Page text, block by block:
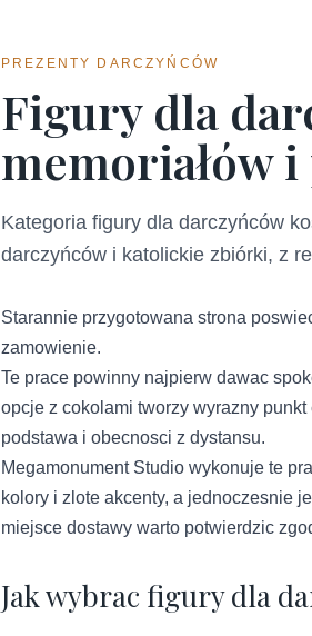
PREZENTY DARCZYŃCÓW
Figury dla
memoriałów
Kategoria figury dla darczyńców
darczyńców i katolickie zbiórki, z
Starannie przygotowana strona
zamowienie.
Te prace powinny najpierw dawac
opcje z cokolami tworzy wyrazny
podstawa i obecnosci z dystansu.
Megamonument Studio wykonuje te
kolory i zlote akcenty, a jednoczesnie
miejsce dostawy warto potwierdzic
Jak wybrac figury dla